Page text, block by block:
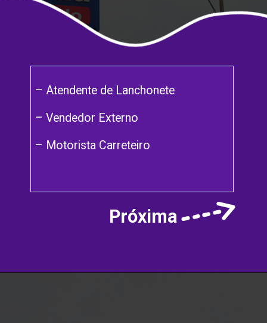
– Atendente de Lanchonete
– Vendedor Externo
– Motorista Carreteiro
Próxima